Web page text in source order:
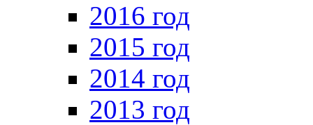
2016 год
2015 год
2014 год
2013 год